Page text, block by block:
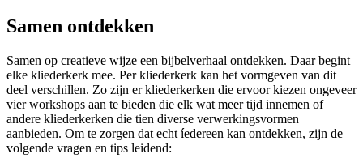
Samen ontdekken
Samen op creatieve wijze een bijbelverhaal ontdekken. Daar begint
elke kliederkerk mee. Per kliederkerk kan het vormgeven van dit
deel verschillen. Zo zijn er kliederkerken die ervoor kiezen ongeveer
vier workshops aan te bieden die elk wat meer tijd innemen of
andere kliederkerken die tien diverse verwerkingsvormen
aanbieden. Om te zorgen dat echt íedereen kan ontdekken, zijn de
volgende vragen en tips leidend: